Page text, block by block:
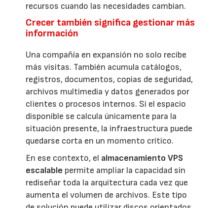
recursos cuando las necesidades cambian.
Crecer también significa gestionar más
información
Una compañía en expansión no solo recibe
más visitas. También acumula catálogos,
registros, documentos, copias de seguridad,
archivos multimedia y datos generados por
clientes o procesos internos. Si el espacio
disponible se calcula únicamente para la
situación presente, la infraestructura puede
quedarse corta en un momento crítico.
En ese contexto, el almacenamiento VPS
escalable permite ampliar la capacidad sin
rediseñar toda la arquitectura cada vez que
aumenta el volumen de archivos. Este tipo